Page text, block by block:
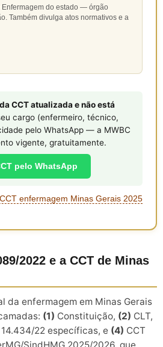
do estado — órgão
Também divulga atos normativos e a
CCT atualizada e não está
cargo (enfermeiro, técnico,
pelo WhatsApp — a MWBC
vigente, gratuitamente.
pelo WhatsApp
enfermagem Minas Gerais 2025
2022 e a CCT de Minas
da enfermagem em Minas Gerais
(1) Constituição, (2) CLT,
22 específicas, e (4) CCT